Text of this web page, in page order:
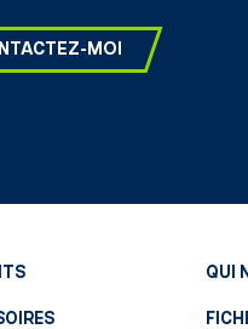
MOI
QUI